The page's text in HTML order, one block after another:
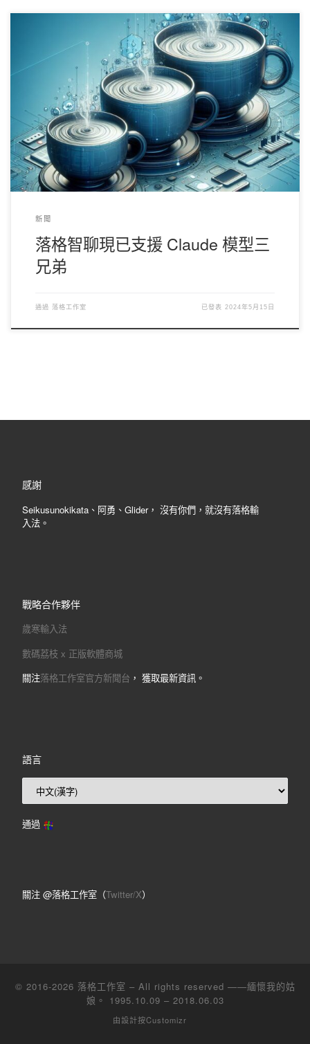
Anthropic 的 Claude 模型現已推出第三代： 中杯 Haiku 大杯
Sonnet 超大杯 Opus 其中超大杯 Opus 可比肩 GPT 4， 在寫作方
面尤其突出。模型的輸入長度可達 200k token，輸出則只有 4k。
現在起落格智聊支持選擇 Claude 3 系列模型。 定價： 中杯 Haiku
輸入：0.25點/1k token 輸出：0.85點/1k token 大杯 Sonnet 輸
入：0.1點/1k token 輸出：0.25點/1k token 超大杯 Opus 輸入：
0.005點/1k token 輸出：0.015點/1k token 同樣的，API 使用者也
可以直接使用[crayon-6a74a1200068c698454905-i/] ， [crayon-
6a74a12000696701453254-i/] 和 [crayon-
6a74a12000698028033836-i/] 作為模型名稱來調用 API，返回的結
果將與 […]
新聞
落格智聊現已支援 Claude 模型三
兄弟
通過 落格工作室 已發表 2024年5月15日
感謝
Seikusunokikata、阿勇、Glider， 沒有你們，就沒有落格輸
入法。
戰略合作夥伴
歲寒輸入法
數碼荔枝 x 正版軟體商城
關注落格工作室官方新聞台 ， 獲取最新資訊。
語言
通過
關注 @落格工作室（Twitter/X）
© 2016-2026 落格工作室 – All rights reserved ——緬懷我的姑
娘。 1995.10.09 – 2018.06.03
由設計按Customizr